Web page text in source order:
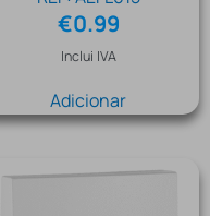
€0.99
Inclui IVA
Adicionar